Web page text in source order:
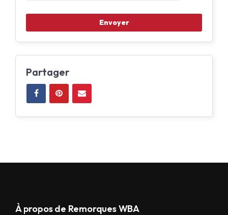
Partager
À propos de Remorques WBA